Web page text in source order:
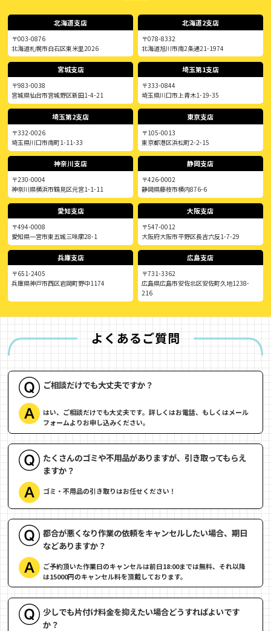
北海道支店
〒003-0876
北海道札幌市白石区東米里2026
北海道2支店
〒078-8332
北海道旭川市南2条通21-1974
宮城支店
〒983-0038
宮城県仙台市宮城野区新田1-4-21
埼玉第1支店
〒333-0844
埼玉県川口市上青木1-19-35
埼玉第2支店
〒332-0026
埼玉県川口市南町1-11-33
東京支店
〒105-0013
東京都港区浜松町2-2-15
神奈川支店
〒230-0004
神奈川県横浜市鶴見区元宮1-1-11
静岡支店
〒426-0002
静岡県藤枝市横内876-6
愛知支店
〒494-0008
愛知県一宮市東五城三味廓28-1
大阪支店
〒547-0012
大阪府大阪市平野区長吉六反1-7-29
兵庫支店
〒651-2405
兵庫県神戸市西区岩岡町野中1174
広島支店
〒731-3362
広島県広島市安佐北区安佐町久地1238-
216
ご相談だけでも大丈夫ですか？
はい、ご相談だけでも大丈夫です。詳しくはお電話、もしくはメール
フォームよりお申し込みください。
たくさんのゴミや不用品がありますが、引き取ってもらえ
ますか？
ゴミ・不用品の引き取りはお任せください！
都合が悪くなり作業の依頼をキャンセルしたい場合、期日
などありますか？
ご予約頂いた作業日のキャンセルは前日18:00までは無料、それ以降
は15000円のキャンセル料を頂戴しております。
少しでも片付け料金を抑えたい場合どうすればよいです
か？